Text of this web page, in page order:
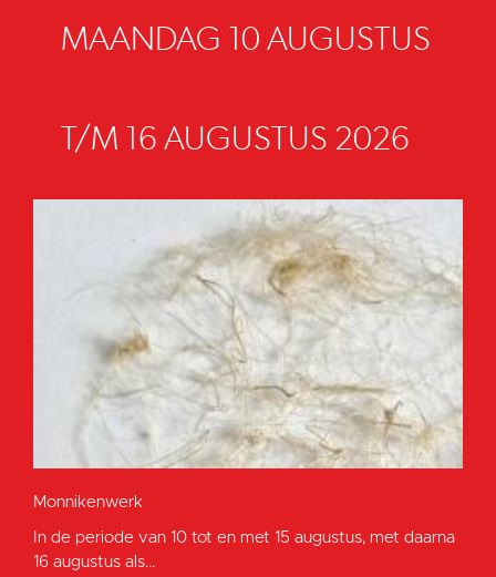
MAANDAG 10 AUGUSTUS
T/M 16 AUGUSTUS 2026
Monnikenwerk
In de periode van 10 tot en met 15 augustus, met daarna
16 augustus als...